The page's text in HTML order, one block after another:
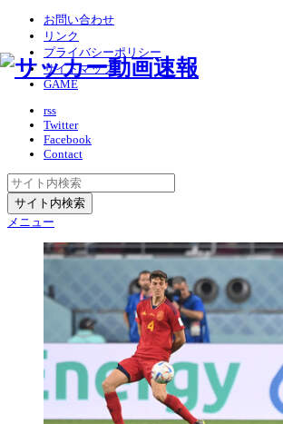
お問い合わせ
リンク
プライバシーポリシー
サイトマップ
GAME
rss
Twitter
Facebook
Contact
メニュー